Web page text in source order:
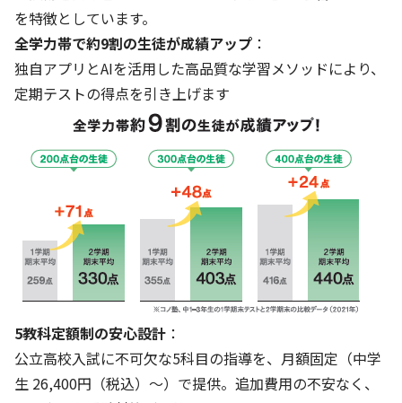
活動報告
お客様相談センター
を特徴としています。
全学力帯で約9割の生徒が成績アップ ：
独自アプリとAIを活用した高品質な学習メソッドにより、
定期テストの得点を引き上げます
5教科定額制の安心設計 ：
公立高校入試に不可欠な5科目の指導を、月額固定（中学
生 26,400円（税込）～）で提供。追加費用の不安なく、